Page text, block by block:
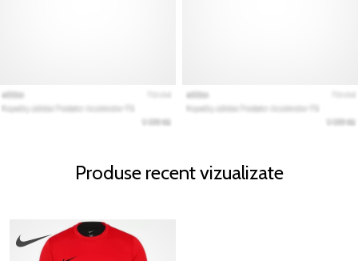
Produse recent vizualizate